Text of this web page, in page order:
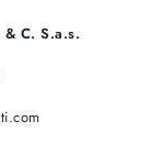
C. S.a.s.